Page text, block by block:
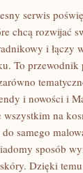
serwis
chcą rozwijać
i łączy
To
i nowości i
wszystkim na
samego
sposób
Dzięki